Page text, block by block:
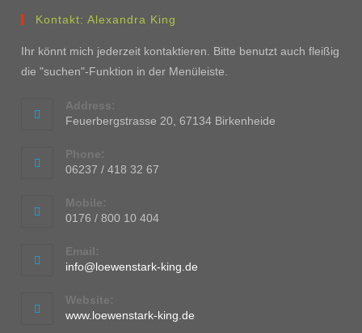
Kontakt: Alexandra King
Ihr könnt mich jederzeit kontaktieren. Bitte benutzt auch fleißig
die "suchen"-Funktion in der Menüleiste.
Address:
Feuerbergstrasse 20, 67134 Birkenheide
Phone:
06237 / 418 32 67
Mobile:
0176 / 800 10 404
Email:
info@loewenstark-king.de
Website:
www.loewenstark-king.de